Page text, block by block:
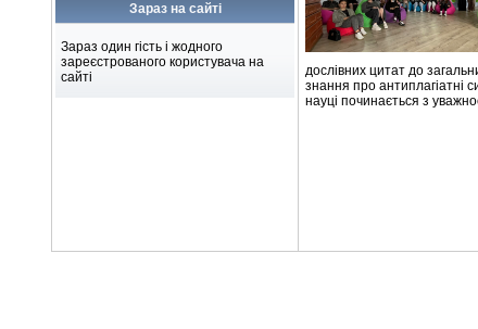
Зараз на сайті
Зараз один гість і жодного
зареєстрованого користувача на
сайті
дослівних цитат до
знання про антиплагіатні
науці починається з